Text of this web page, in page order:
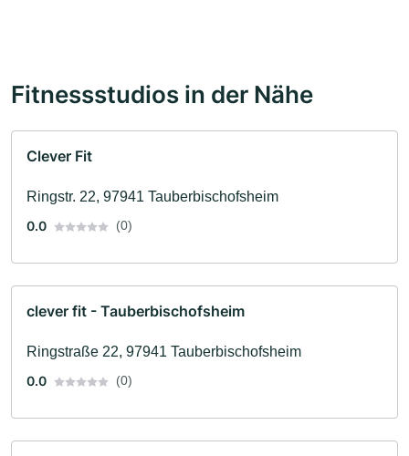
Fitnessstudios in der Nähe
Clever Fit
Ringstr. 22, 97941 Tauberbischofsheim
0.0
(0)
clever fit - Tauberbischofsheim
Ringstraße 22, 97941 Tauberbischofsheim
0.0
(0)